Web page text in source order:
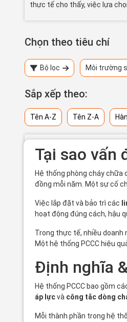
thực tế cho thấy, việc lựa
Chọn theo tiêu chí
Bộ lọc Môi trường
Sắp xếp theo:
Tên A-Z Tên Z-A
Tại sao vấn
Hệ thống phòng cháy chữa
đồng mỗi năm. Một sự cố
Việc lắp đặt và bảo trì các
hoạt động đúng cách, hậu
Trong thực tế, nhiều doanh
Một hệ thống PCCC hiệu
Định nghĩa
Hệ thống PCCC bao gồm
áp lựcvà công tắc dòng
Mỗi thành phần trong hệ